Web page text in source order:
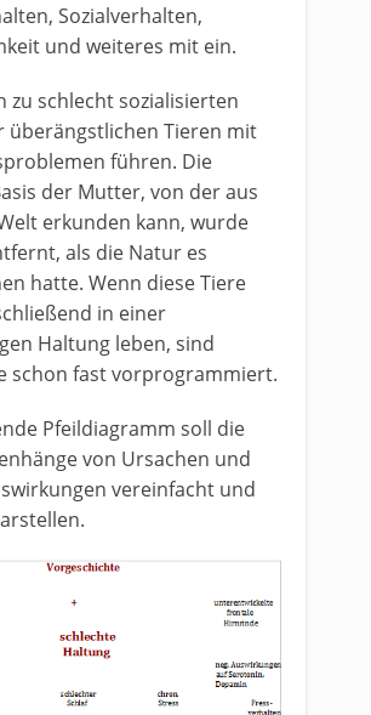
Sozialverhalten,
und weiteres mit ein.
zu schlecht sozialisierten
überängstlichen Tieren mit
führen. Die
der Mutter, von der aus
erkunden kann, wurde
als die Natur es
hatte. Wenn diese Tiere
in einer
Haltung leben, sind
schon fast vorprogrammiert.
Pfeildiagramm soll die
von Ursachen und
vereinfacht und